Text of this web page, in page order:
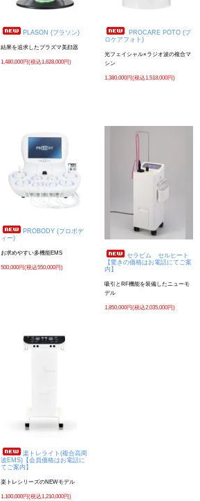
PLASON (プラソン)
結果を追求したプラズマ美顔器
1,480,000円(税込1,628,000円)
PROCARE POTO (プ
ロケアフォト)
光フェイシャル×ラジオ波の複合マ
シン
1,380,000円(税込1,518,000円)
PROBODY (プロボデ
ィー)
お求めやすい多機能EMS
500,000円(税込550,000円)
セラピム セルヒート
【驚きの価格はお電話にてご案
内】
吸引とRF機能を装備したニューモ
デル
1,850,000円(税込2,035,000円)
楽トレライト(複合高周
波EMS)【会員価格はお電話に
てご案内】
楽トレシリーズのNEWモデル
1,100,000円(税込1,210,000円)